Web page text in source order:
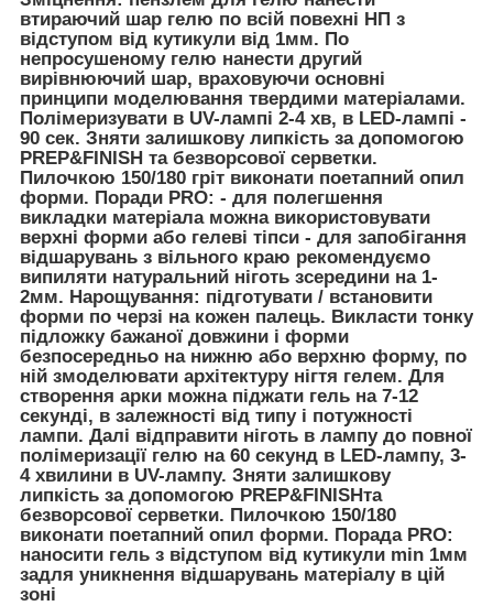
втираючий шар гелю по всій повехні НП з
відступом від кутикули від 1мм. По
непросушеному гелю нанести другий
вирівнюючий шар, враховуючи основні
принципи моделювання твердими матеріалами.
Полімеризувати в UV-лампі 2-4 хв, в LED-лампі -
90 сек. Зняти залишкову липкість за допомогою
PREP&FINISH та безворсової серветки.
Пилочкою 150/180 гріт виконати поетапний опил
форми. Поради PRO: - для полегшення
викладки матеріала можна використовувати
верхні форми або гелеві тіпси - для запобігання
відшарувань з вільного краю рекомендуємо
випиляти натуральний ніготь зсередини на 1-
2мм. Нарощування: підготувати / встановити
форми по черзі на кожен палець. Викласти тонку
підложку бажаної довжини і форми
безпосередньо на нижню або верхню форму, по
ній змоделювати архітектуру нігтя гелем. Для
створення арки можна піджати гель на 7-12
секунді, в залежності від типу і потужності
лампи. Далі відправити ніготь в лампу до повної
полімеризації гелю на 60 секунд в LED-лампу, 3-
4 хвилини в UV-лампу. Зняти залишкову
липкість за допомогою PREP&FINISHта
безворсової серветки. Пилочкою 150/180
виконати поетапний опил форми. Порада PRO:
наносити гель з відступом від кутикули min 1мм
задля уникнення відшарувань матеріалу в цій
зоні